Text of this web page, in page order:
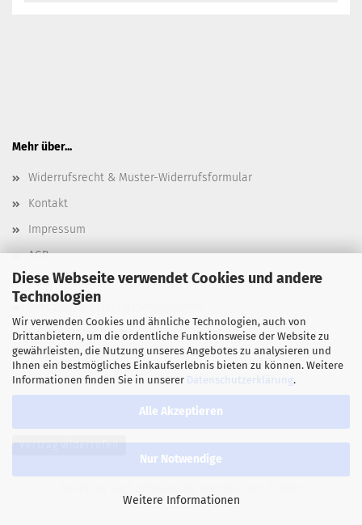
Diese Webseite verwendet Cookies und andere
Technologien
Wir verwenden Cookies und ähnliche Technologien, auch von
Drittanbietern, um die ordentliche Funktionsweise der Website zu
gewährleisten, die Nutzung unseres Angebotes zu analysieren und
Ihnen ein bestmögliches Einkaufserlebnis bieten zu können. Weitere
Informationen finden Sie in unserer Datenschutzerklärung.
Alle Akzeptieren
Nur Notwendige
Weitere Informationen
Mehr über...
Widerrufsrecht & Muster-Widerrufsformular
Kontakt
Impressum
AGB
Datenschutz
Versand- & Zahlungsbedingungen
Cookie Einstellungen
Vertrag widerrufen